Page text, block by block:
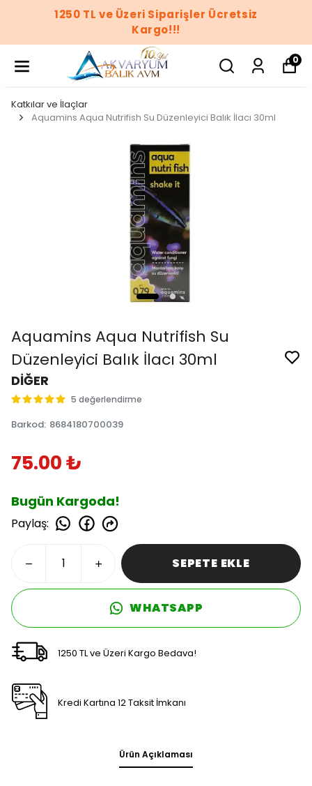
1250 TL ve Üzeri Siparişler Ücretsiz
Kargo!!!
0
Katkılar ve İlaçlar
Aquamins Aqua Nutrifish Su Düzenleyici Balık İlacı 30ml
Aquamins Aqua Nutrifish Su
Düzenleyici Balık İlacı 30ml
DİĞER
5 değerlendirme
Barkod: 8684180700039
75.00 ₺
Bugün Kargoda!
Paylaş:
SEPETE EKLE
WHATSAPP
1250 TL ve Üzeri Kargo Bedava!
Kredi Kartına 12 Taksit İmkanı
Ürün Açıklaması